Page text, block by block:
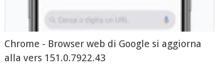
Chrome - Browser web di Google si aggiorna
alla vers 151.0.7922.43